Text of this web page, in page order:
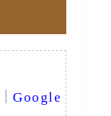
Google